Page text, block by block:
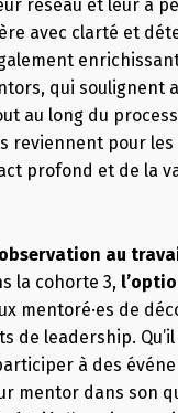
réseau et leur a
avec clarté et
qui soulignent
au long du
reviennent pour
profond et de la
au
la cohorte 3,
mentoré·es de
de leadership. Qu’il
à des
mentor dans son